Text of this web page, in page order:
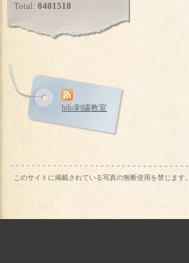
Total: 8401518
hilo刺繍教室
このサイトに掲載されている写真の無断使用を禁じます。